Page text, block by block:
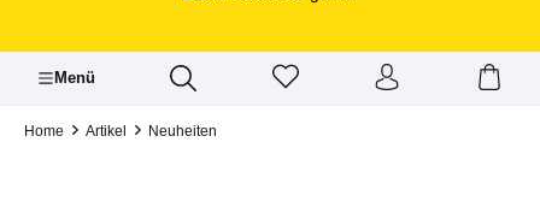
Menü
Home Artikel Neuheiten